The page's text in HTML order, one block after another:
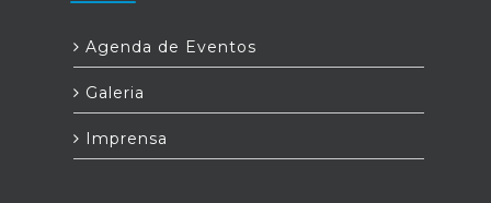
Agenda de Eventos
Galeria
Imprensa